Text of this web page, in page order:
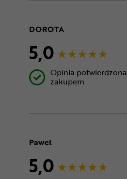
DOROTA
5,0
Opinia potwierdzona
zakupem
Paweł
5,0